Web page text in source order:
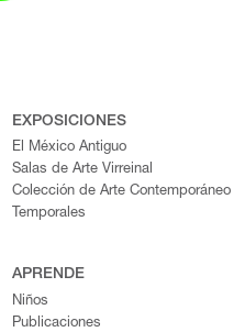
EXPOSICIONES
El México Antiguo
Salas de Arte Virreinal
Colección de Arte Contemporáneo
Temporales
APRENDE
Niños
Publicaciones